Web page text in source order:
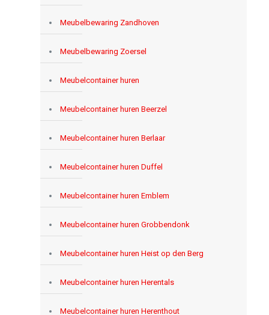
Meubelbewaring Zandhoven
Meubelbewaring Zoersel
Meubelcontainer huren
Meubelcontainer huren Beerzel
Meubelcontainer huren Berlaar
Meubelcontainer huren Duffel
Meubelcontainer huren Emblem
Meubelcontainer huren Grobbendonk
Meubelcontainer huren Heist op den Berg
Meubelcontainer huren Herentals
Meubelcontainer huren Herenthout